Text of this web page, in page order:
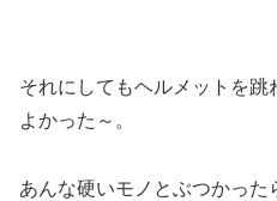
それにしてもヘルメットを
よかった～。
あんな硬いモノとぶつかっ